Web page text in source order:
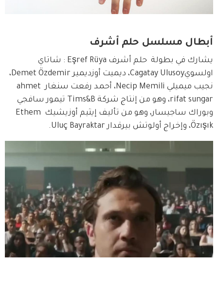
أبطال مسلسل حلم أشرف
يشارك في بطولة  حلم أشرف Eşref Rüya : شاتاي
اولسويCagatay Ulusoy، ديميت أوزديمير Demet Özdemir،
نجيب ميميلي Necip Memili، أحمد رفعت سنغار ahmet
rifat sungar، وهو من إنتاج شركة Tims&B تيمور سافجي
وبوراك ساجيسار، وهو من تأليف إيثيم أوزيشيك Ethem
Özışık، وإخراج أولوتش بيرقدار Uluç Bayraktar.